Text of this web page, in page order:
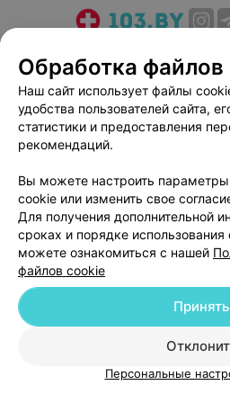
Медицинский маркетинг
Пользовательское
Вакансии
Написать
Персональные
Обработка
© 2026 ООО «Артокс Лаб», УНП 191700409
г. Минск, улица Толбухина, 2,
Обработка
Наш сайт использует файлы
удобства пользователей сайта,
статистики и предоставления
рекомендаций.
Вы можете настроить параметры
cookie или изменить свое
Для получения дополнительной
сроках и порядке
можете ознакомиться с нашей
файлов cookie
Принять
Персональные